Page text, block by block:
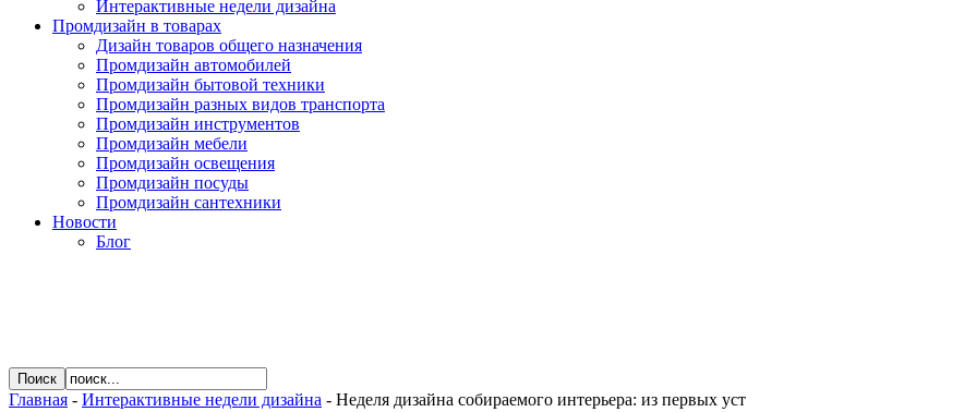
Интерактивные недели дизайна
Промдизайн в товарах
Дизайн товаров общего назначения
Промдизайн автомобилей
Промдизайн бытовой техники
Промдизайн разных видов транспорта
Промдизайн инструментов
Промдизайн мебели
Промдизайн освещения
Промдизайн посуды
Промдизайн сантехники
Новости
Блог
Главная - Интерактивные недели дизайна - Неделя дизайна собираемого интерьера: из первых уст